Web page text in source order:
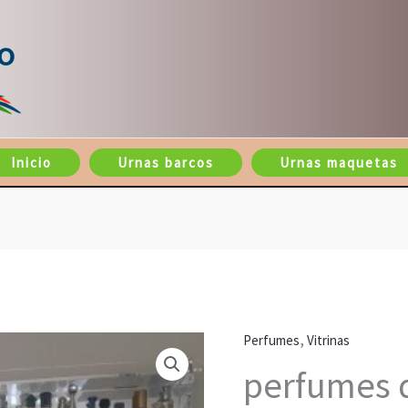
Inicio Urnas barcos Urnas maquetas
Perfumes,Vitrinas
perfumes